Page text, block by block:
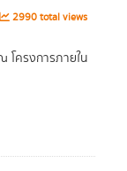
2990 total views
โครงการภายใน